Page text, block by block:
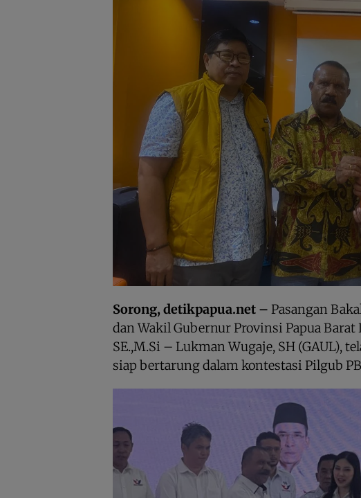
Sorong, detikpapua.net – Pasangan
dan Wakil Gubernur Provinsi Papua Barat
SE.,M.Si – Lukman Wugaje, SH (GAUL),
siap bertarung dalam kontestasi Pilgub